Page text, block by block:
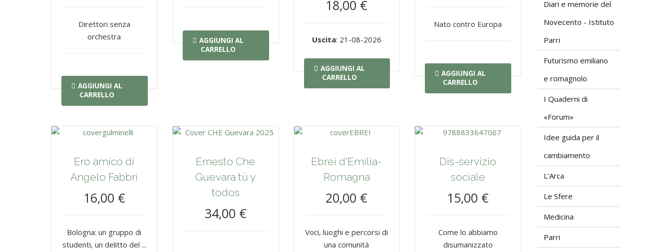
Direttori senza
orchestra
AGGIUNGI AL
CARRELLO
AGGIUNGI AL
CARRELLO
18,00 €
Uscita: 21-08-2026
AGGIUNGI AL
CARRELLO
Nato contro Europa
AGGIUNGI AL
CARRELLO
Ero amico di
Angelo Fabbri
16,00 €
Bologna: un gruppo di
studenti, un delitto del ...
Ernesto Che
Guevara tú y
todos
34,00 €
Ebrei d'Emilia-
Romagna
20,00 €
Voci, luoghi e percorsi di
una comunità
Dis-servizio
sociale
15,00 €
Come lo abbiamo
disumanizzato
Diari e memorie del
Novecento - Istituto
Parri
Futurismo emiliano
e romagnolo
I Quaderni di
«Forum»
Idee guida per il
cambiamento
L'Arca
Le Sfere
Medicina
Parri